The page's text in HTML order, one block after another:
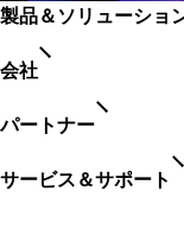
製品＆ソリューショ
会社
パートナー
サービス＆サポート